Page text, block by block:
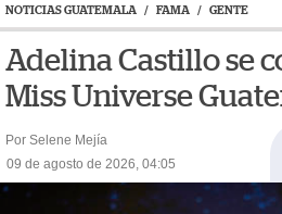
NOTICIAS GUATEMALA / FAMA / GENTE
Adelina Castillo se
Miss Universe
Por Selene Mejía
09 de agosto de 2026, 04:05